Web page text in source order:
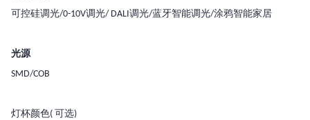
可控硅调光/0-10V调光/ DALI调光/蓝牙智能调光/涂鸦智能家居
光源
SMD/COB
灯杯颜色( 可选)